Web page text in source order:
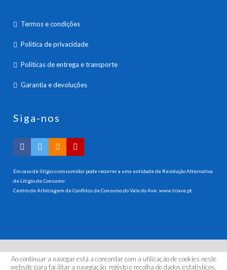
Termos e condições
Política de privacidade
Políticas de entrega e transporte
Garantia e devoluções
Siga-nos
Em caso de litígio o consumidor pode recorrer a uma entidade de Resolução Alternativa
de Litigio de Consumo:
Centro de Arbitragem de Conflitos de Consumo do Vale do Ave:www.triave.pt
© 2026 HANNA INSTRUMENTS PORTUGAL, LDA. Todos os
Ao continuar a navegar está a concordar com a utilização de cookies neste
website para facilitar a navegação, registo e recolha de dados estatísticos.